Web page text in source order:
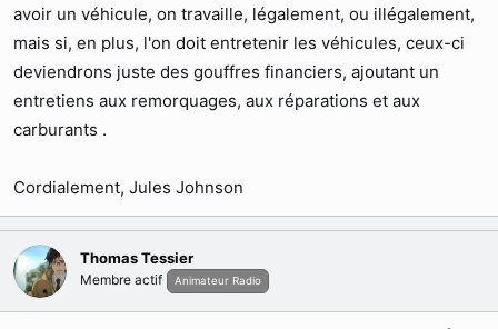
avoir un véhicule, on travaille, légalement, ou illégalement,
mais si, en plus, l'on doit entretenir les véhicules, ceux-ci
deviendrons juste des gouffres financiers, ajoutant un
entretiens aux remorquages, aux réparations et aux
carburants .
Cordialement, Jules Johnson
Thomas Tessier
Membre actif Animateur Radio